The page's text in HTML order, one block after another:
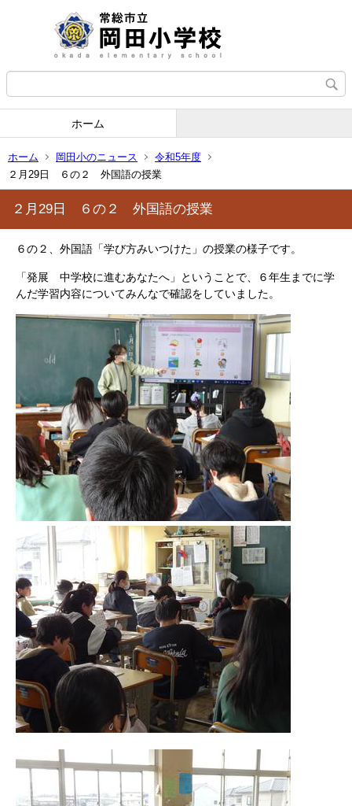
ホーム
ホーム 岡田小のニュース
令和5年度
２月29日 ６の２ 外国語の授業
２月29日 ６の２ 外国語の授業
６の２、外国語「学び方みいつけた」の授業の様子です。
「発展 中学校に進むあなたへ」ということで、６年生までに学
んだ学習内容についてみんなで確認をしていました。